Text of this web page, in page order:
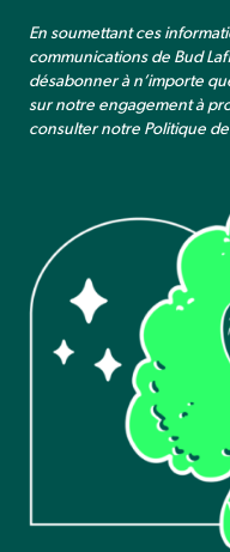
En soumettant ces
communications de Bud
désabonner à n’importe
sur notre engagement à
consulter notre Politique